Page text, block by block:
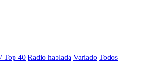
Top 40 Radio hablada Variado Todos